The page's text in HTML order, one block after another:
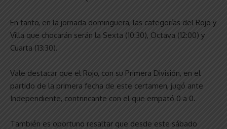
En tanto, en la jornada dominguera, las categorías del Rojo y
Villa que chocarán serán la Sexta (10:30), Octava (12:00) y
Cuarta (13:30).
Vale destacar que el Rojo, con su Primera División, en el
partido de la primera fecha de este certamen, jugó ante
Independiente, contrincante con el que empató 0 a 0.
También es oportuno resaltar que desde este sábado